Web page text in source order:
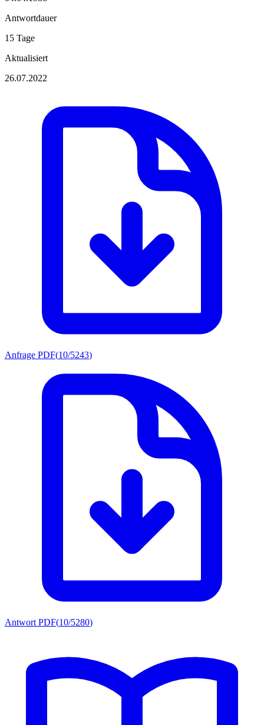
Antwortdauer
15 Tage
Aktualisiert
26.07.2022
Anfrage PDF(10/5243)
Antwort PDF(10/5280)